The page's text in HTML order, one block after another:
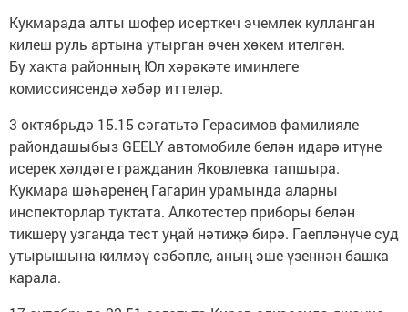
Кукмарада алты шофер исерткеч эчемлек кулланган
килеш руль артына утырган өчен хөкем ителгән.
Бу хакта районның Юл хәрәкәте иминлеге
комиссиясендә хәбәр иттеләр.
3 октябрьдә 15.15 сәгатьтә Герасимов фамилияле
райондашыбыз GEELY автомобиле белән идарә итүне
исерек хәлдәге гражданин Яковлевка тапшыра.
Кукмара шәһәренең Гагарин урамында аларны
инспекторлар туктата. Алкотестер приборы белән
тикшерү узганда тест уңай нәтиҗә бирә. Гаепләнүче суд
утырышына килмәү сәбәпле, аның эше үзеннән башка
карала.